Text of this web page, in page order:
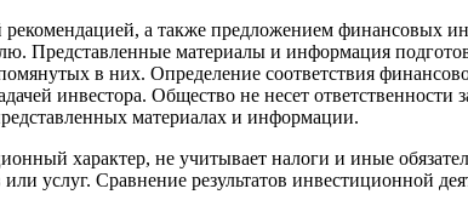
а также предложением финансовых
Представленные материалы и информация
в них. Определение соответствия
инвестора. Общество не несет ответственности
материалах и информации.
характер, не учитывает налоги и иные
услуг. Сравнение результатов инвестиционной